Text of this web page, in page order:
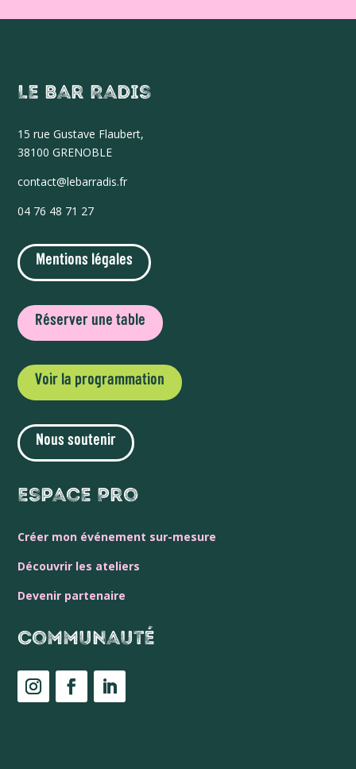
Le Bar Radis
15 rue Gustave Flaubert,
38100 GRENOBLE
contact@lebarradis.fr
04 76 48 71 27
Mentions légales
Réserver une table
Voir la programmation
Nous soutenir
Espace Pro
Créer mon événement sur-mesure
Découvrir les ateliers
Devenir partenaire
Communauté